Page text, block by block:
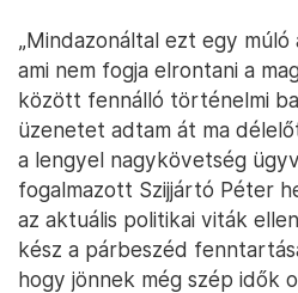
„Mindazonáltal ezt egy
ami nem fogja elrontani a
között fennálló történelmi
üzenetet adtam át ma
a lengyel nagykövetség
fogalmazott Szijjártó Péter
az aktuális politikai viták
kész a párbeszéd
hogy jönnek még szép idők